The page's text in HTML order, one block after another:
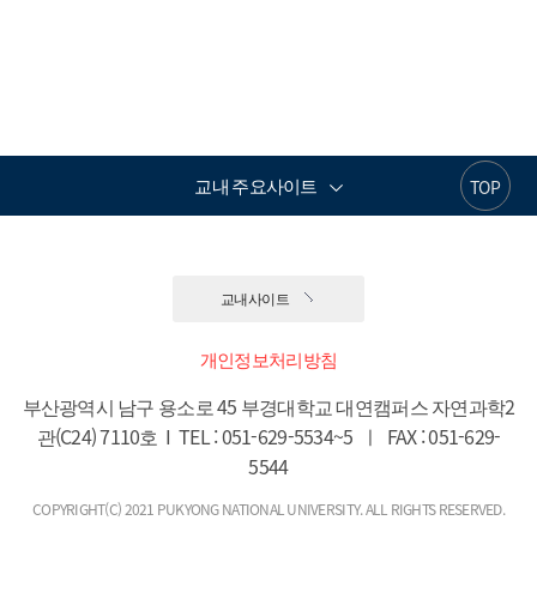
TOP
교내 주요사이트
교내사이트
개인정보처리방침
부산광역시 남구 용소로 45 부경대학교 대연캠퍼스 자연과학2
관(C24) 7110호  I  TEL : 051-629-5534~5  ㅣ  FAX : 051-629-
5544
COPYRIGHT(C) 2021 PUKYONG NATIONAL UNIVERSITY. ALL RIGHTS RESERVED.